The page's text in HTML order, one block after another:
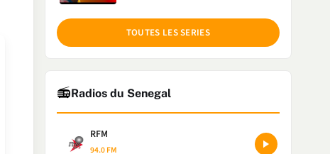
TOUTES LES SERIES
📻Radios du Senegal
RFM
94.0 FM